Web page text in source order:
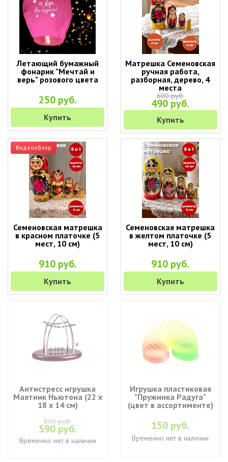
Летающий бумажный
фонарик "Мечтай и
верь" розового цвета
250 руб.
Купить
Матрешка Семеновская
ручная работа,
разборная, дерево, 4
места
600 руб.
490 руб.
Купить
Видеообзор
Семеновская матрешка
в красном платочке (5
мест, 10 см)
910 руб.
Купить
Семеновская матрешка
в желтом платочке (5
мест, 10 см)
910 руб.
Купить
Антистресс игрушка
Маятник Ньютона (22 х
18 х 14 см)
850 руб.
590 руб.
Временно нет в наличии
Игрушка пластиковая
"Пружинка Радуга"
(цвет в ассортименте)
150 руб.
Временно нет в наличии